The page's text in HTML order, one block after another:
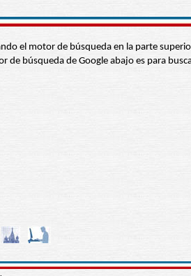
el motor de búsqueda en la parte
de búsqueda de Google abajo es para